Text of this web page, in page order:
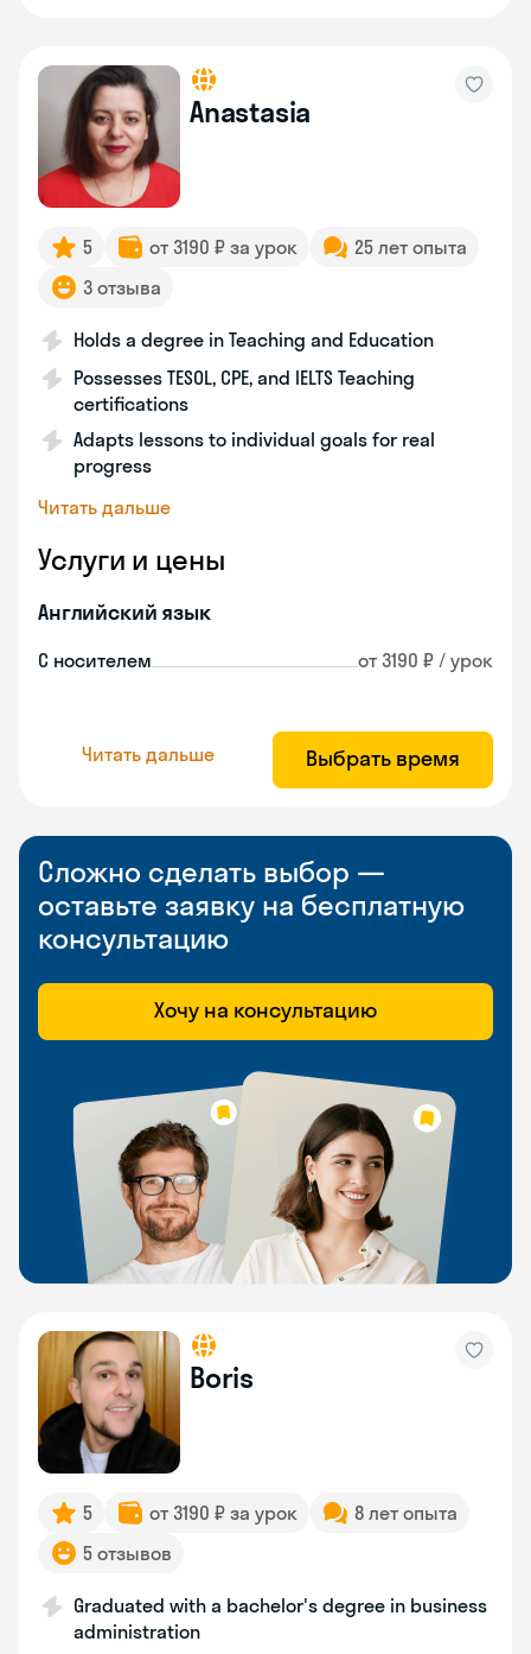
Anastasia
5 от 3190 ₽ за урок
25 лет опыта
3 отзыва
Holds a degree in Teaching and Education
Possesses TESOL, CPE, and IELTS Teaching
certifications
Adapts lessons to individual goals for real
progress
Читать дальше
Услуги и цены
Английский язык
С носителем от 3190 ₽ / урок
Читать дальше Выбрать время
Сложно сделать выбор —
оставьте заявку на бесплатную
консультацию
Хочу на консультацию
Boris
5 от 3190 ₽ за урок
8 лет опыта
5 отзывов
Graduated with a bachelor's degree in business
administration